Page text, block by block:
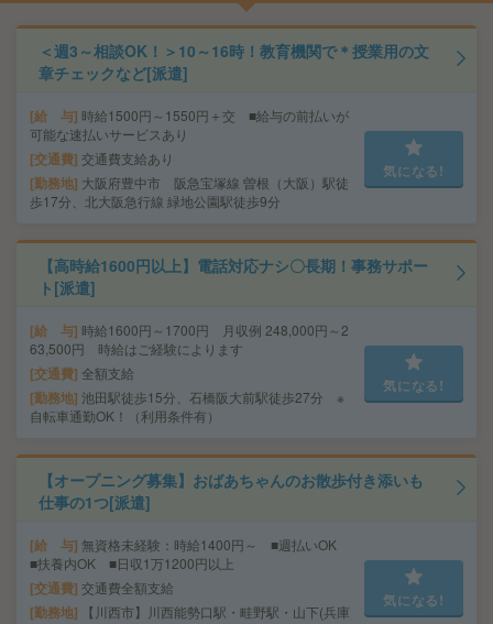
＜週3～相談OK！＞10～16時！教育機関で＊授業用の文
章チェックなど[派遣]
給 与 時給1500円～1550円＋交 ■給与の前払いが
可能な速払いサービスあり
交通費 交通費支給あり
勤務地 大阪府豊中市 阪急宝塚線 曽根（大阪）駅徒
歩17分、北大阪急行線 緑地公園駅徒歩9分
気になる!
【高時給1600円以上】電話対応ナシ〇長期！事務サポー
ト[派遣]
給 与 時給1600円～1700円 月収例 248,000円～2
63,500円 時給はご経験によります
交通費 全額支給
勤務地 池田駅徒歩15分、石橋阪大前駅徒歩27分 ※
自転車通勤OK！（利用条件有）
気になる!
【オープニング募集】おばあちゃんのお散歩付き添いも
仕事の1つ[派遣]
給 与 無資格未経験：時給1400円～ ■週払いOK
■扶養内OK ■日収1万1200円以上
交通費 交通費全額支給
勤務地
【川西市】川西能勢口駅・畦野駅・山下(兵庫
気になる!